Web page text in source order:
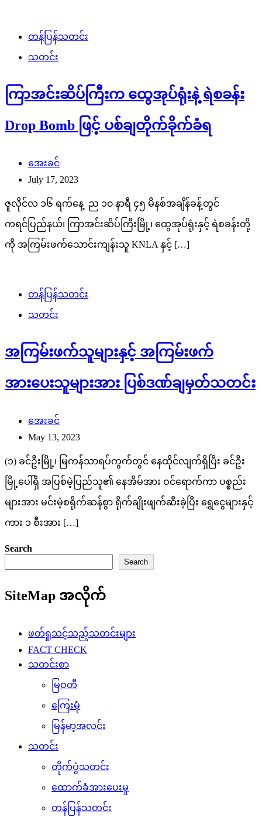
တန်ပြန်သတင်း
သတင်း
ကြာအင်းဆိပ်ကြီးက ထွေအုပ်ရုံးနဲ့ ရဲစခန်း
Drop Bomb ဖြင့် ပစ်ချတိုက်ခိုက်ခံရ
အေးခင်
July 17, 2023
ဇူလိုင်လ ၁၆ ရက်နေ့ ည ၁၀ နာရီ ၄၅ မိနစ်အချိန်ခန့်တွင်
ကရင်ပြည်နယ်၊ ကြာအင်းဆိပ်ကြီးမြို့၊ ထွေအုပ်ရုံးနှင့် ရဲစခန်းတို့
ကို အကြမ်းဖက်သောင်းကျန်းသူ KNLA နှင့် […]
တန်ပြန်သတင်း
သတင်း
အကြမ်းဖက်သူများနှင့် အကြမ်းဖက်
အားပေးသူများအား ပြစ်ဒဏ်ချမှတ်သတင်း
အေးခင်
May 13, 2023
(၁) ခင်ဦးမြို့၊ မြကန်သာရပ်ကွက်တွင် နေထိုင်လျက်ရှိပြီး ခင်ဦး
မြို့ပေါ်ရှိ အပြစ်မဲ့ပြည်သူ၏ နေအိမ်အား ဝင်ရောက်ကာ ပစ္စည်း
များအား မင်းမဲ့စရိုက်ဆန်စွာ ရိုက်ချိုးဖျက်ဆီးခဲ့ပြီး ရွှေငွေများနှင့်
ကား ၁ စီးအား […]
Search
Search
SiteMap အလိုက်
ဖတ်ရှုသင့်သည့်သတင်းများ
FACT CHECK
သတင်းစာ
မြဝတီ
ကြေးမုံ
မြန်မာ့အလင်း
သတင်း
တိုက်ပွဲသတင်း
ထောက်ခံအားပေးမှု
တန်ပြန်သတင်း